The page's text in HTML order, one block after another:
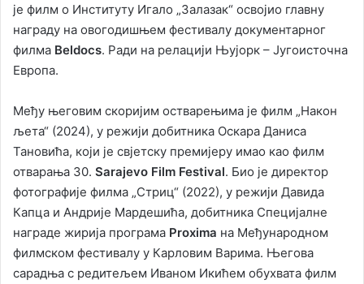
је филм о Институту Игало „Залазак“ освојио главну
награду на овогодишњем фестивалу документарног
филма Beldocs. Ради на релацији Њујорк – Југоисточна
Европа.
Међу његовим скоријим остварењима је филм „Након
љета“ (2024), у режији добитника Оскара Даниса
Тановића, који је свјетску премијеру имао као филм
отварања 30. Sarajevo Film Festival. Био је директор
фотографије филма „Стриц“ (2022), у режији Давида
Капца и Андрије Мардешића, добитника Специјалне
награде жирија програма Proxima на Међународном
филмском фестивалу у Карловим Варима. Његова
сарадња с редитељем Иваном Икићем обухвата филм